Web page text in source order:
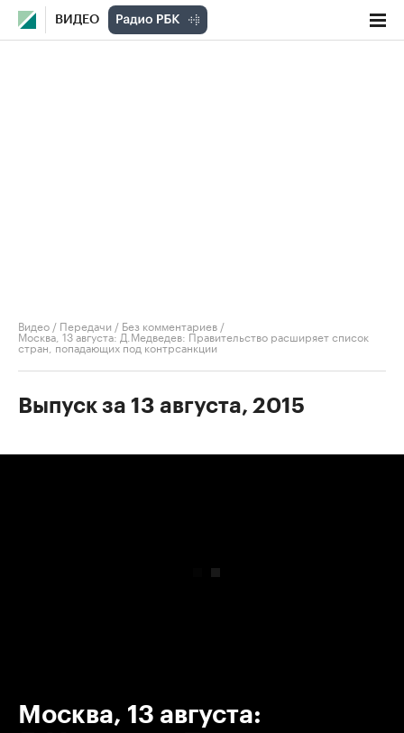
ВИДЕО
Видео / Передачи / Без комментариев /
Москва, 13 августа: Д.Медведев: Правительство расширяет список
стран, попадающих под контрсанкции
Выпуск за 13 августа, 2015
Москва, 13 августа: